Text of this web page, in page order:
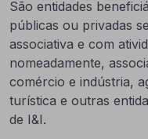
São entidades
públicas ou privadas
associativa e com
nomeadamente,
comércio e indústria,
turística e outras
de I&I.